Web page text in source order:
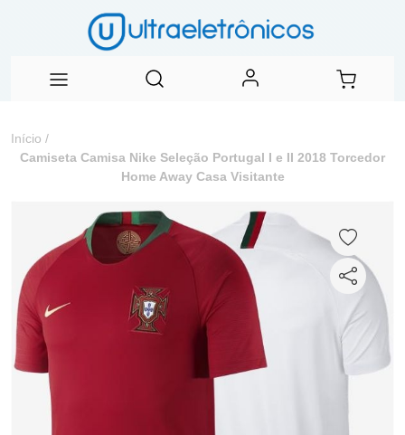
Início /
Camiseta Camisa Nike Seleção Portugal I e II 2018 Torcedor
Home Away Casa Visitante